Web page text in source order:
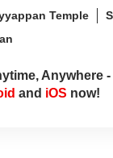
Temple
Anywhere
and iOS now!